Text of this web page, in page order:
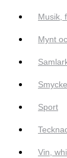
Musik,
Mynt
Sport
Vin,